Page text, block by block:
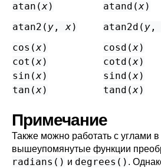
atan(x) atand(x)
atan2( y ,x) atan2d( y
cos(x) cosd(x)
cot(x) cotd(x)
sin(x) sind(x)
tan(x) tand(x)
Примечание
Также можно работать с углами
вышеупомянутые функции
radians() и degrees() .